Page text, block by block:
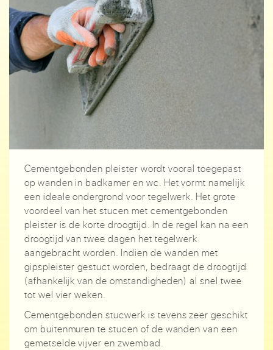
Cementgebonden pleister wordt vooral toegepast
op wanden in badkamer en wc. Het vormt namelijk
een ideale ondergrond voor tegelwerk. Het grote
voordeel van het stucen met cementgebonden
pleister is de korte droogtijd. In de regel kan na een
droogtijd van twee dagen het tegelwerk
aangebracht worden. Indien de wanden met
gipspleister gestuct worden, bedraagt de droogtijd
(afhankelijk van de omstandigheden) al snel twee
tot wel vier weken.
Cementgebonden stucwerk is tevens zeer geschikt
om buitenmuren te stucen of de wanden van een
gemetselde vijver en zwembad.